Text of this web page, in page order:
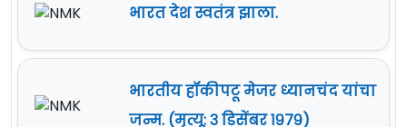
भारत देश स्वतंत्र झाला.
भारतीय हॉकीपटू मेजर ध्यानचंद यांचा
जन्म. (मृत्यू: ३ डिसेंबर १९७९)